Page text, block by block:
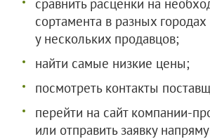
сравнить расценки на
сортамента в разных городах
у нескольких продавцов;
найти самые низкие цены;
посмотреть контакты
перейти на сайт компании-
или отправить заявку